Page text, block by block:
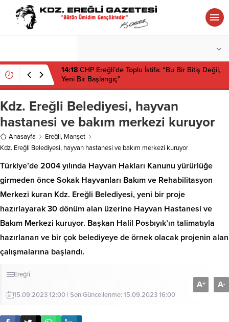
14:18 CHP Ereğli’de Toplu İstifa: “Bu Bir Bitiş Değil,
Yeni Bir Başlangıç”
Kdz. Ereğli Belediyesi, hayvan
hastanesi ve bakım merkezi kuruyor
Anasayfa Ereğli, Manşet
Kdz. Ereğli Belediyesi, hayvan hastanesi ve bakım merkezi kuruyor
Türkiye’de 2004 yılında Hayvan Hakları Kanunu yürürlüğe
girmeden önce Sokak Hayvanları Bakım ve Rehabilitasyon
Merkezi kuran Kdz. Ereğli Belediyesi, yeni bir proje
hazırlayarak 30 dönüm alan üzerine Hayvan Hastanesi ve
Bakım Merkezi kuruyor. Başkan Halil Posbıyık’ın talimatıyla
hazırlanan ve bir çok belediyeye de örnek olacak projenin alan
çalışmalarına başlandı.
Ereğli
15.09.2023 12:00 | Son Güncellenme: 15.09.2023 16:00
A+ A-